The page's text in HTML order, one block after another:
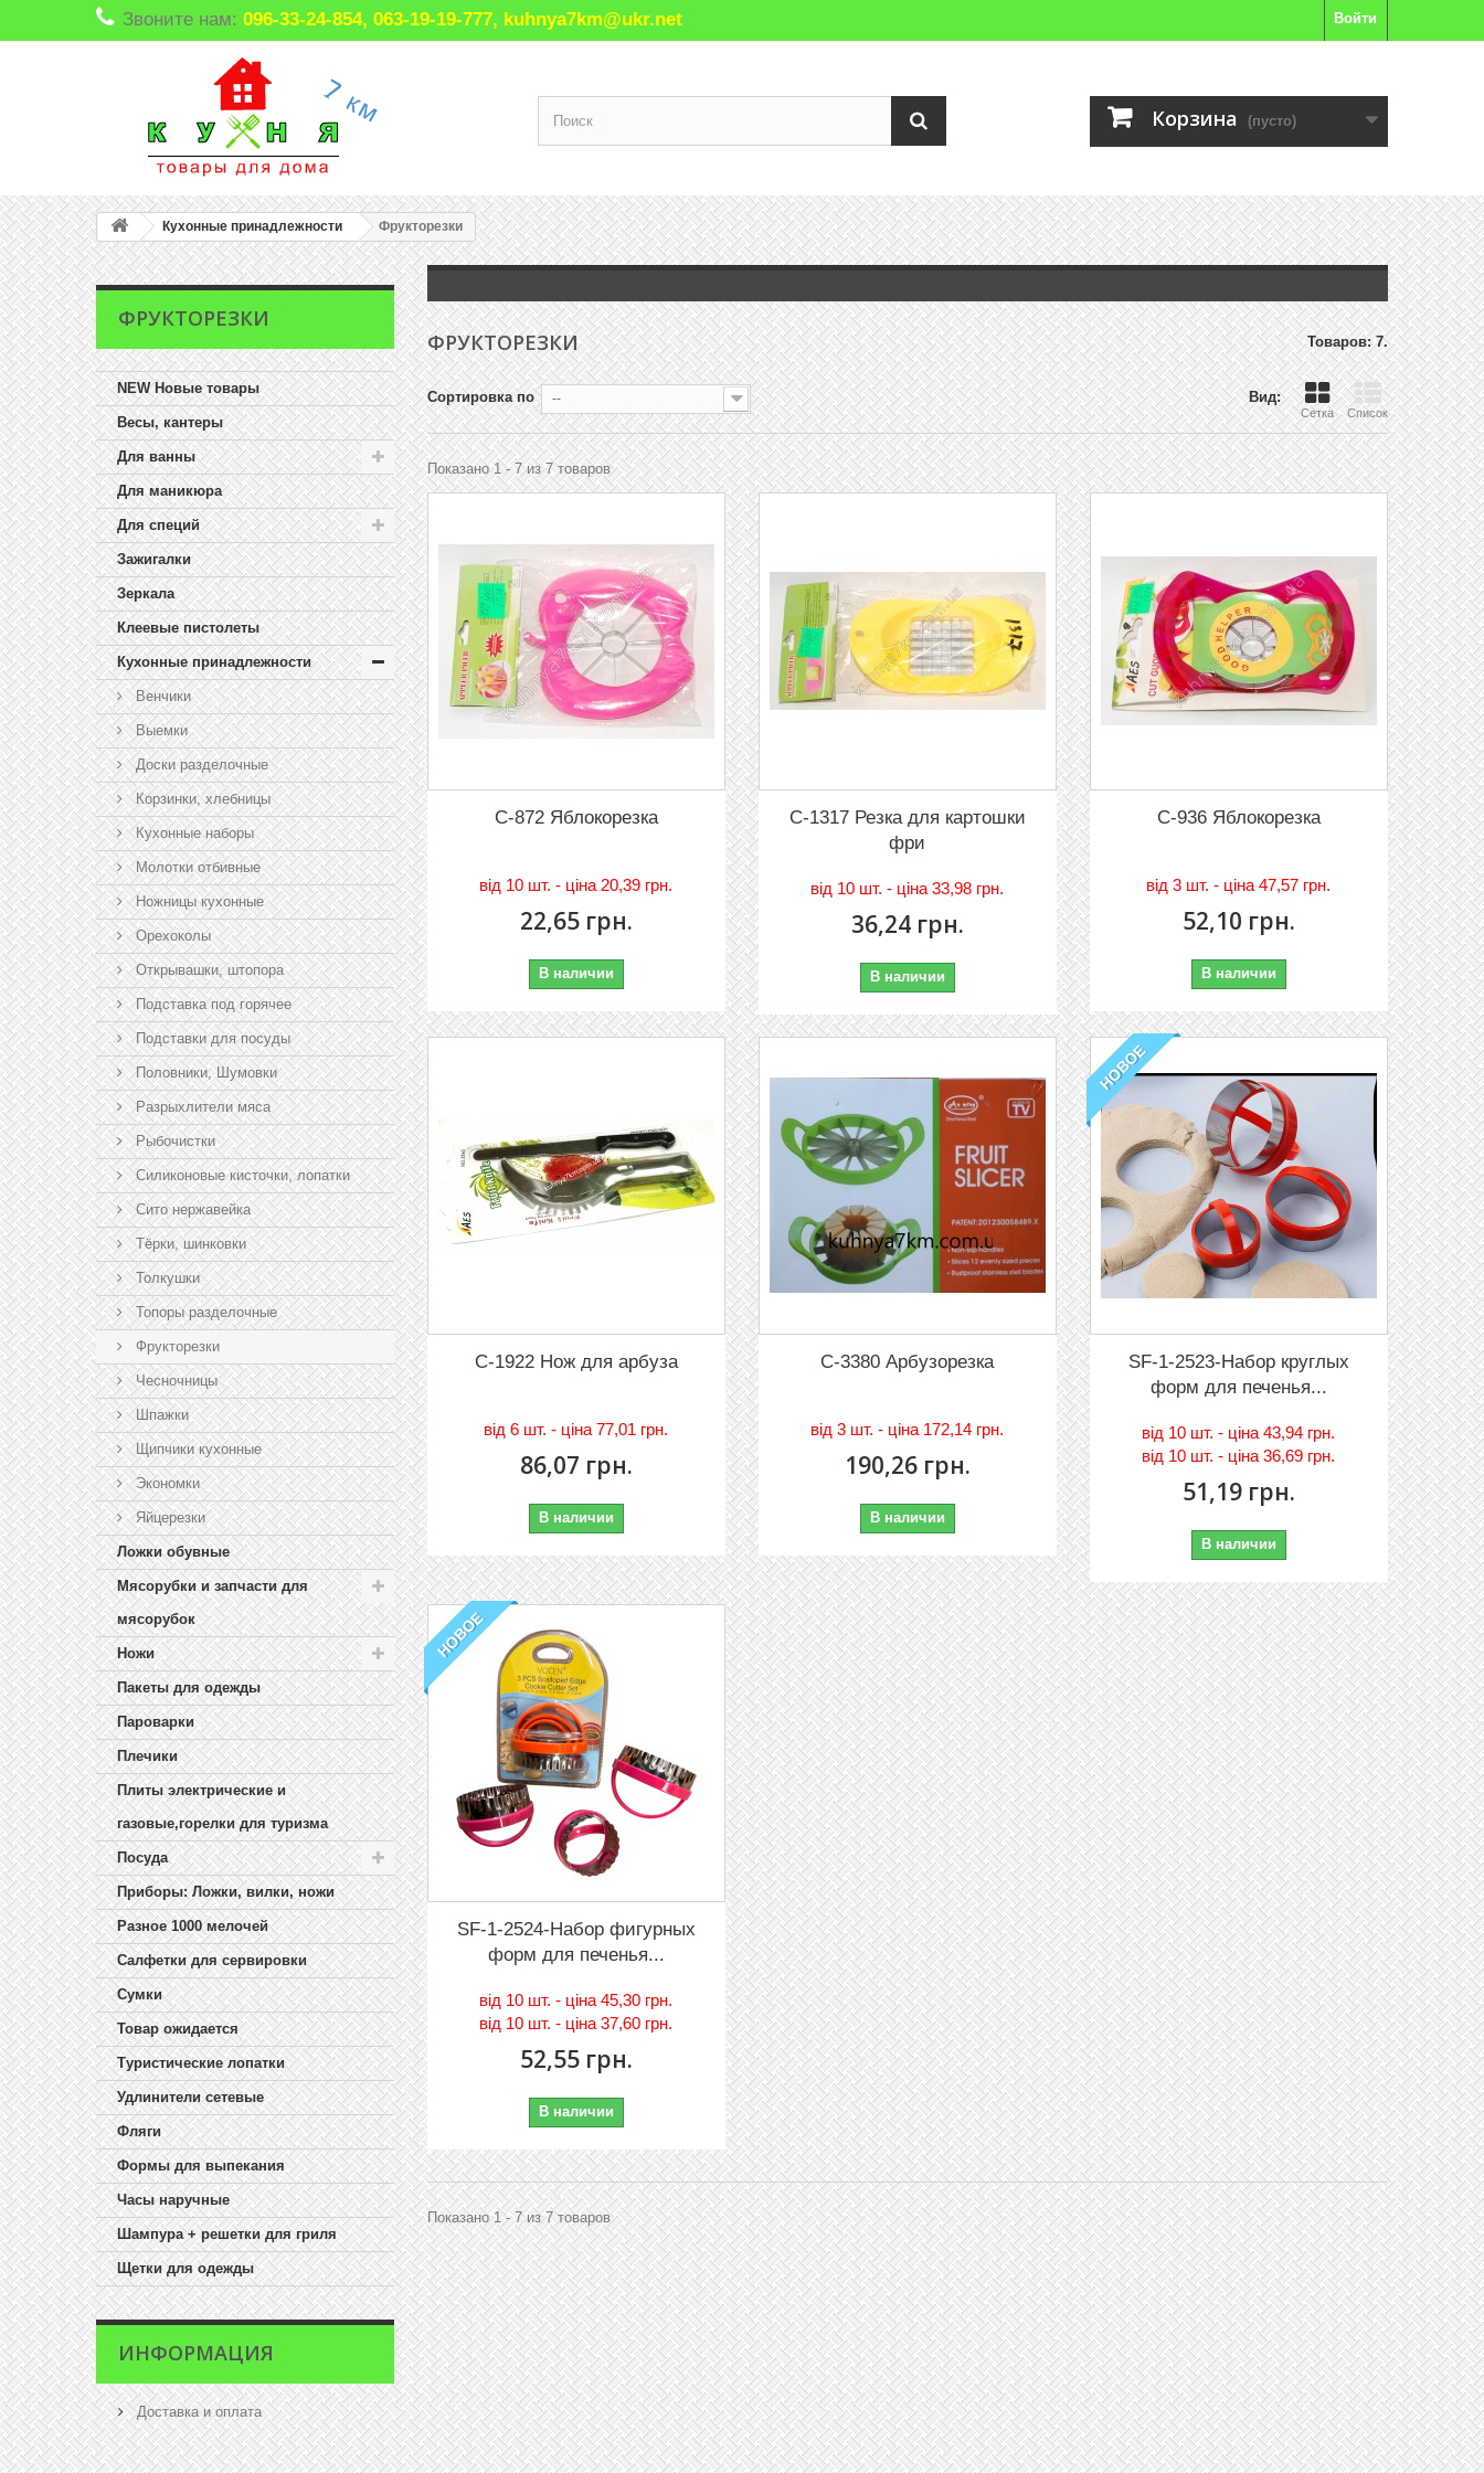
Войти
Звоните нам: 096-33-24-854, 063-19-19-777, kuhnya7km@ukr.net
Корзина (пусто)
Кухонные принадлежности Фрукторезки
ФРУКТОРЕЗКИ
NEW Новые товары
Весы, кантеры
Для ванны
Для маникюра
Для специй
Зажигалки
Зеркала
Клеевые пистолеты
Кухонные принадлежности
Венчики
Выемки
Доски разделочные
Корзинки, хлебницы
Кухонные наборы
Молотки отбивные
Ножницы кухонные
Орехоколы
Открывашки, штопора
Подставка под горячее
Подставки для посуды
Половники, Шумовки
Разрыхлители мяса
Рыбочистки
Силиконовые кисточки, лопатки
Сито нержавейка
Тёрки, шинковки
Толкушки
Топоры разделочные
Фрукторезки
Чесночницы
Шпажки
Щипчики кухонные
Экономки
Яйцерезки
Ложки обувные
Мясорубки и запчасти для
мясорубок
Ножи
Пакеты для одежды
Пароварки
Плечики
Плиты электрические и
газовые,горелки для туризма
Посуда
Приборы: Ложки, вилки, ножи
Разное 1000 мелочей
Салфетки для сервировки
Сумки
Товар ожидается
Туристические лопатки
Удлинители сетевые
Фляги
Формы для выпекания
Часы наручные
Шампура + решетки для гриля
Щетки для одежды
ИНФОРМАЦИЯ
Доставка и оплата
ФРУКТОРЕЗКИ Товаров: 7.
Вид:
Сетка Список
Сортировка по --
Показано 1 - 7 из 7 товаров
C-872 Яблокорезка
вiд 10 шт. - цiна 20,39 грн.
22,65 грн.
В наличии
C-1317 Резка для картошки
фри
вiд 10 шт. - цiна 33,98 грн.
36,24 грн.
В наличии
C-936 Яблокорезка
вiд3 шт. - цiна 47,57 грн.
52,10 грн.
В наличии
C-1922 Нож для арбуза
вiд6 шт. - цiна 77,01 грн.
86,07 грн.
В наличии
C-3380 Арбузорезка
вiд3 шт. - цiна 172,14 грн.
190,26 грн.
В наличии
НОВОЕ
SF-1-2523-Набор круглых
форм для печенья...
вiд 10 шт. - цiна 43,94 грн.
вiд 10 шт. - цiна 36,69 грн.
51,19 грн.
В наличии
НОВОЕ
SF-1-2524-Набор фигурных
форм для печенья...
вiд 10 шт. - цiна 45,30 грн.
вiд 10 шт. - цiна 37,60 грн.
52,55 грн.
В наличии
Показано 1 - 7 из 7 товаров